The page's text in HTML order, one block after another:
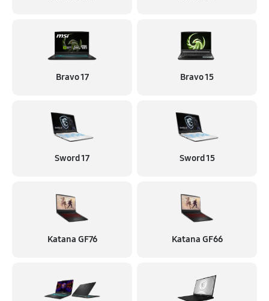
Bravo 17 Bravo 15
Sword 17 Sword 15
Katana GF76 Katana GF66